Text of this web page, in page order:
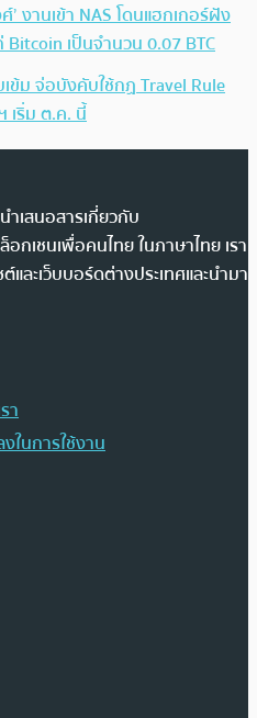
’ งานเข้า NAS โดนแฮกเกอร์ฝัง
Bitcoin เป็นจำนวน 0.07 BTC
ข้ม จ่อบังคับใช้กฏ Travel Rule
เริ่ม ต.ค. นี้
เสนอสารเกี่ยวกับ
กเชนเพื่อคนไทย ในภาษาไทย เรา
ละเว็บบอร์ดต่างประเทศและนำมา
า
ในการใช้งาน